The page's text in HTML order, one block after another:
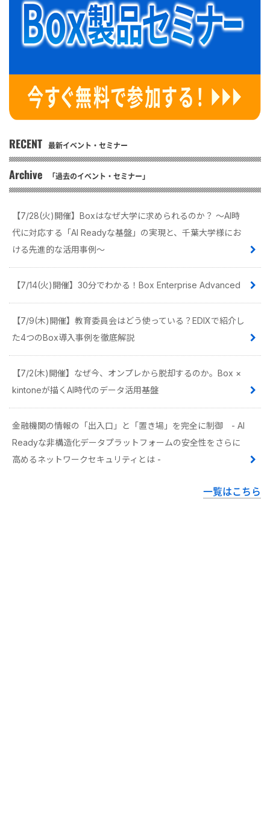
RECENT 最新イベント・セミナー
Archive 「過去のイベント・セミナー」
【7/28(火)開催】Boxはなぜ大学に求められるのか？ 〜AI時
代に対応する「AI Readyな基盤」の実現と、千葉大学様にお
ける先進的な活用事例〜
【7/14(火)開催】30分でわかる！Box Enterprise Advanced
【7/9(木)開催】教育委員会はどう使っている？EDIXで紹介し
た4つのBox導入事例を徹底解説
【7/2(木)開催】なぜ今、オンプレから脱却するのか。Box ×
kintoneが描くAI時代のデータ活用基盤
金融機関の情報の「出入口」と「置き場」を完全に制御 - AI
Readyな非構造化データプラットフォームの安全性をさらに
高めるネットワークセキュリティとは -
一覧はこちら